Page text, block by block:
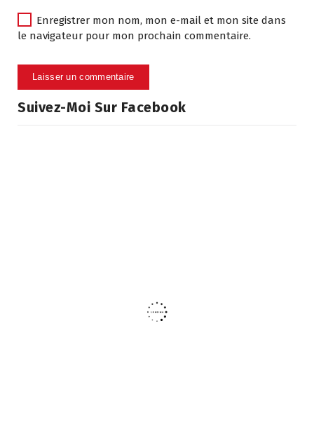
Enregistrer mon nom, mon e-mail et mon site dans
le navigateur pour mon prochain commentaire.
Suivez-Moi Sur Facebook